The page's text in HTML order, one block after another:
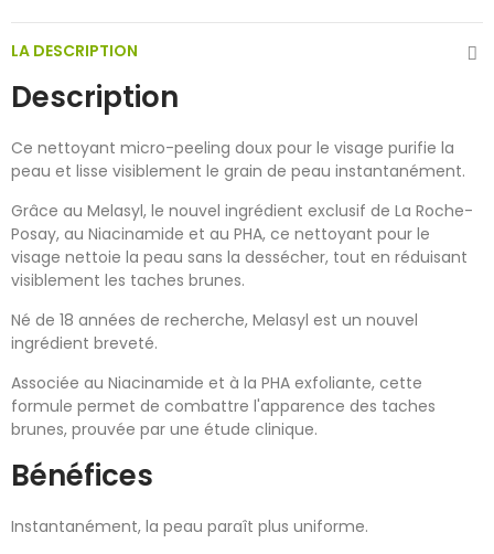
LA DESCRIPTION
Description
Ce nettoyant micro-peeling doux pour le visage purifie la
peau et lisse visiblement le grain de peau instantanément.
Grâce au Melasyl, le nouvel ingrédient exclusif de La Roche-
Posay, au Niacinamide et au PHA, ce nettoyant pour le
visage nettoie la peau sans la dessécher, tout en réduisant
visiblement les taches brunes.
Né de 18 années de recherche, Melasyl est un nouvel
ingrédient breveté.
Associée au Niacinamide et à la PHA exfoliante, cette
formule permet de combattre l'apparence des taches
brunes, prouvée par une étude clinique.
Bénéfices
Instantanément, la peau paraît plus uniforme.